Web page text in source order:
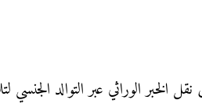
الوراثي عبر التوالد الجنسي